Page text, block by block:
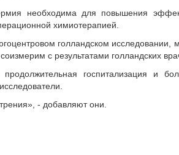
необходима для повышения
химиотерапией.
голландском исследовании,
с результатами голландских
госпитализация и
- добавляют они.